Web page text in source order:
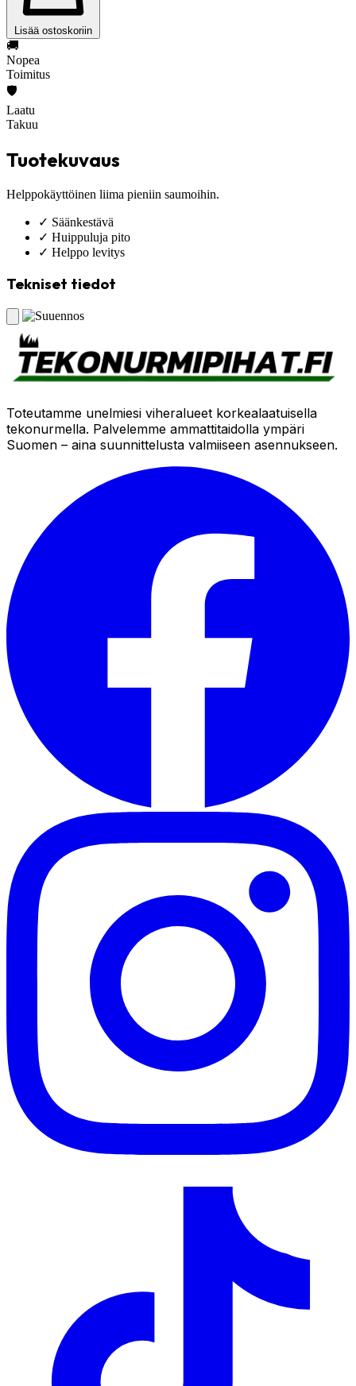
Lisää ostoskoriin
🚚
Nopea
Toimitus
🛡️
Laatu
Takuu
Tuotekuvaus
Helppokäyttöinen liima pieniin saumoihin.
✓ Säänkestävä
✓ Huippuluja pito
✓ Helppo levitys
Tekniset tiedot
Toteutamme unelmiesi viheralueet korkealaatuisella
tekonurmella. Palvelemme ammattitaidolla ympäri
Suomen – aina suunnittelusta valmiiseen asennukseen.